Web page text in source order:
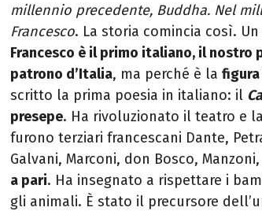
millennio precedente, Buddha. Nel
Francesco. La storia comincia così.
Francesco è il primo italiano, il nostro
patrono d’Italia, ma perché è la
scritto la prima poesia in italiano: il
presepe. Ha rivoluzionato il teatro e
furono terziari francescani Dante,
Galvani, Marconi, don Bosco, Manzoni,
a pari. Ha insegnato a rispettare i
gli animali. È stato il precursore